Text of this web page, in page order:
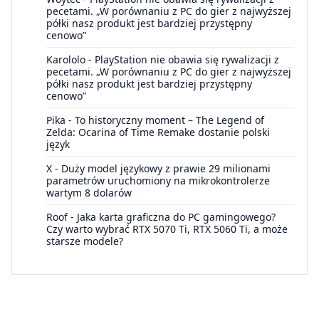
pecetami. „W porównaniu z PC do gier z najwyższej
półki nasz produkt jest bardziej przystępny
cenowo”
Karololo - PlayStation nie obawia się rywalizacji z
pecetami. „W porównaniu z PC do gier z najwyższej
półki nasz produkt jest bardziej przystępny
cenowo”
Pika - To historyczny moment – The Legend of
Zelda: Ocarina of Time Remake dostanie polski
język
X - Duży model językowy z prawie 29 milionami
parametrów uruchomiony na mikrokontrolerze
wartym 8 dolarów
Roof- Jaka karta graficzna do PC gamingowego?
Czy warto wybrać RTX 5070 Ti, RTX 5060 Ti, a może
starsze modele?